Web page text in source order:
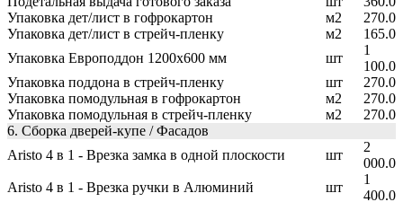
Упаковка дет/лист в гофрокартон
м2
270.0
Упаковка дет/лист в стрейч-пленку
м2
165.0
Упаковка Европоддон 1200х600 мм
шт
1
100.0
Упаковка поддона в стрейч-пленку
шт
270.0
Упаковка помодульная в гофрокартон
м2
270.0
Упаковка помодульная в стрейч-пленку
м2
270.0
6. Сборка дверей-купе / Фасадов
Aristo 4 в 1 - Врезка замка в одной плоскости
шт
2
000.0
Aristo 4 в 1 - Врезка ручки в Алюминий
шт
1
400.0